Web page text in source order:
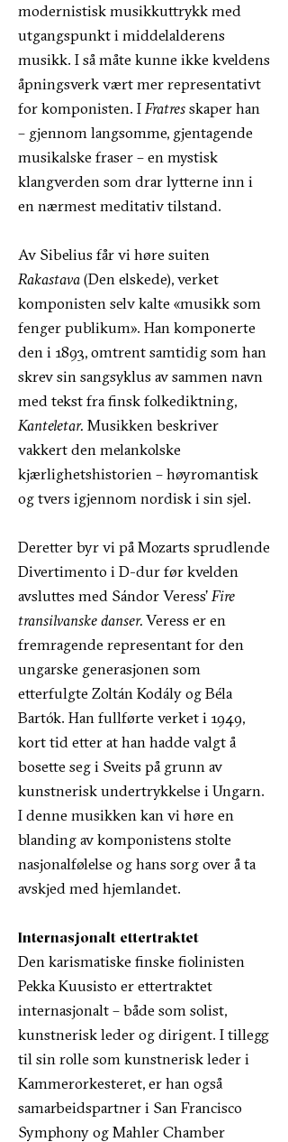
modernistisk musikkuttrykk med
utgangspunkt i middelalderens
musikk. I så måte kunne ikke kveldens
åpningsverk vært mer representativt
for komponisten. I Fratresskaper han
– gjennom langsomme, gjentagende
musikalske fraser – en mystisk
klangverden som drar lytterne inn i
en nærmest meditativ tilstand.
Av Sibelius får vi høre suiten
Rakastava(Den elskede), verket
komponisten selv kalte «musikk som
fenger publikum». Han komponerte
den i 1893, omtrent samtidig som han
skrev sin sangsyklus av sammen navn
med tekst fra finsk folkediktning,
Kanteletar. Musikken beskriver
vakkert den melankolske
kjærlighetshistorien – høyromantisk
og tvers igjennom nordisk i sin sjel.
Deretter byr vi på Mozarts sprudlende
Divertimento i D-dur før kvelden
avsluttes med Sándor Veress’ Fire
transilvanske danser.Veress er en
fremragende representant for den
ungarske generasjonen som
etterfulgte Zoltán Kodály og Béla
Bartók. Han fullførte verket i 1949,
kort tid etter at han hadde valgt å
bosette seg i Sveits på grunn av
kunstnerisk undertrykkelse i Ungarn.
I denne musikken kan vi høre en
blanding av komponistens stolte
nasjonalfølelse og hans sorg over å ta
avskjed med hjemlandet.
Internasjonalt ettertraktet
Den karismatiske finske fiolinisten
Pekka Kuusisto er ettertraktet
internasjonalt – både som solist,
kunstnerisk leder og dirigent. I tillegg
til sin rolle som kunstnerisk leder i
Kammerorkesteret, er han også
samarbeidspartner i San Francisco
Symphony og Mahler Chamber